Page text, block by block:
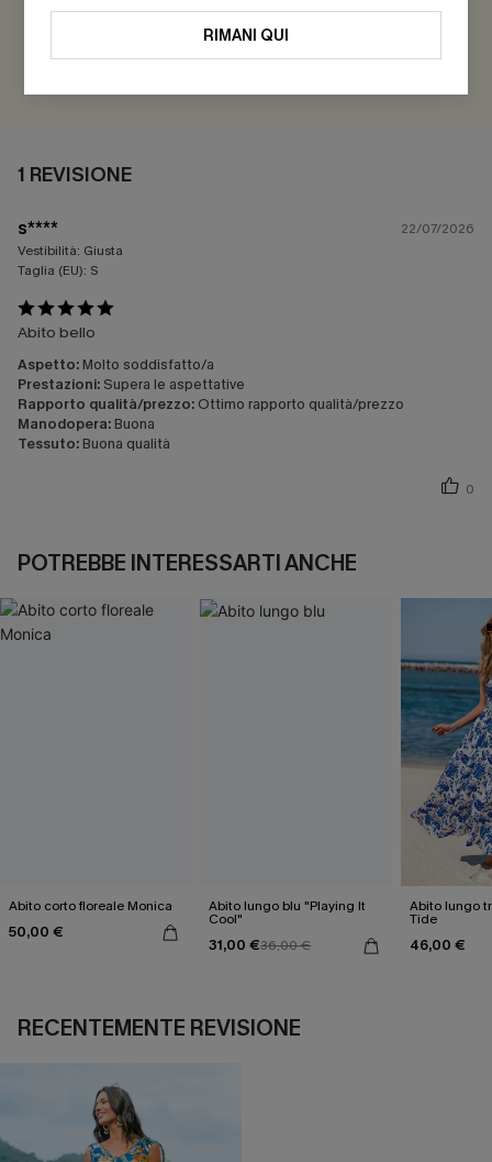
Guadagna più di 30 punti per ogni recensione che lasci!
1 REVISIONE
s****
22/07/2026
Vestibilità: Giusta
Taglia (EU): S
Abito bello
Aspetto: Molto soddisfatto/a
Prestazioni: Supera le aspettative
Rapporto qualità/prezzo: Ottimo rapporto qualità/prezzo
Manodopera: Buona
Tessuto: Buona qualità
0
POTREBBE INTERESSARTI ANCHE
Abito corto floreale Monica
50,00 €
Abito lungo blu "Playing It
Cool"
31,00 €36,00 €
Abito lungo
Tide
46,00 €
RECENTEMENTE REVISIONE
RIMANI QUI